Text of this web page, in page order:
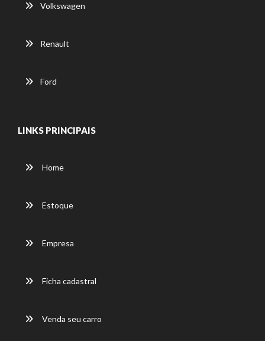
Volkswagen
Renault
Ford
LINKS PRINCIPAIS
Home
Estoque
Empresa
Ficha cadastral
Venda seu carro